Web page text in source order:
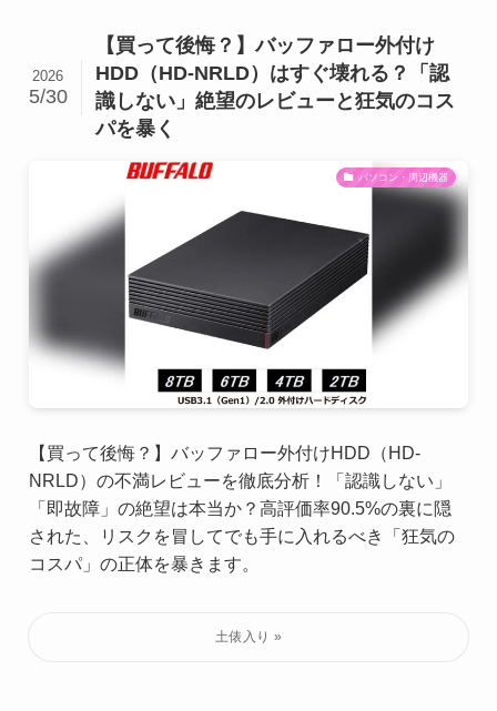
【買って後悔？】バッファロー外付け
HDD（HD-NRLD）はすぐ壊れる？「認
識しない」絶望のレビューと狂気のコス
パを暴く
2026
5/30
パソコン・周辺機器
【買って後悔？】バッファロー外付けHDD（HD-
NRLD）の不満レビューを徹底分析！「認識しない」
「即故障」の絶望は本当か？高評価率90.5%の裏に隠
された、リスクを冒してでも手に入れるべき「狂気の
コスパ」の正体を暴きます。